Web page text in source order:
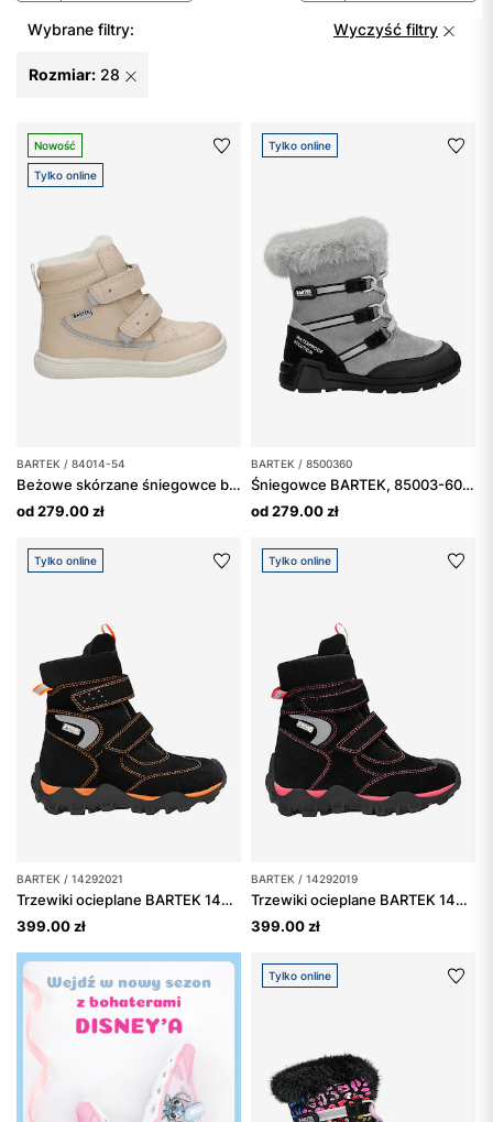
Wybrane filtry: Wyczyść filtry
Rozmiar: 28
Nowość
Tylko online
BARTEK / 84014-54
Beżowe skórzane śniegowce barefoot dla dziewcząt BARTEK 84014-54
od 279.00 zł
Tylko online
BARTEK / 8500360
Śniegowce BARTEK, 85003-60, popielato-czarne
od 279.00 zł
Tylko online
BARTEK / 14292021
Trzewiki ocieplane BARTEK 14292021, czarno-pomarańczowe
399.00 zł
Tylko online
BARTEK / 14292019
Trzewiki ocieplane BARTEK 14292019, dla dziewcząt, czarno-różowe
399.00 zł
Tylko online